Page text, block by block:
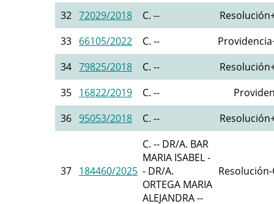
32 72029/2018 C. --
33
66105/2022 C. --
34 79825/2018 C. --
35
16822/2019 C. --
36 95053/2018 C. --
37 184460/2025
C. -- DR/A. BAR
MARIA ISABEL -
- DR/A.
ORTEGA MARIA
ALEJANDRA --